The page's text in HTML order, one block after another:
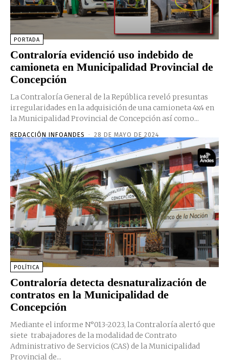
PORTADA
Contraloría evidenció uso indebido de
camioneta en Municipalidad Provincial de
Concepción
La Contraloría General de la República reveló presuntas
irregularidades en la adquisición de una camioneta 4x4 en
la Municipalidad Provincial de Concepción así como...
REDACCIÓN INFOANDES - 28 DE MAYO DE 2024
POLÍTICA
Contraloría detecta desnaturalización de
contratos en la Municipalidad de
Concepción
Mediante el informe N°013-2023, la Contraloría alertó que
siete trabajadores de la modalidad de Contrato
Administrativo de Servicios (CAS) de la Municipalidad
Provincial de...